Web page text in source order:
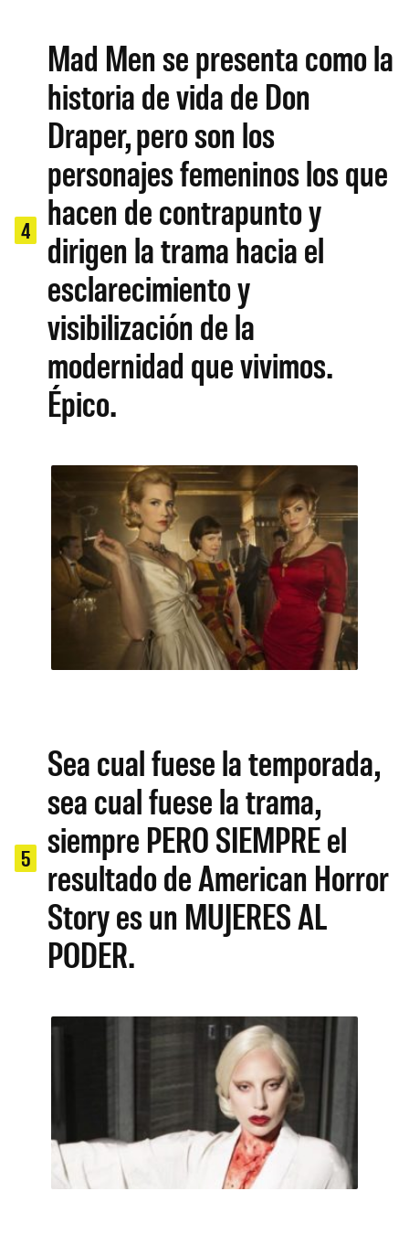
4
Mad Men se presenta como la
historia de vida de Don
Draper, pero son los
personajes femeninos los que
hacen de contrapunto y
dirigen la trama hacia el
esclarecimiento y
visibilización de la
modernidad que vivimos.
Épico.
5
Sea cual fuese la temporada,
sea cual fuese la trama,
siempre PERO SIEMPRE el
resultado de American Horror
Story es un MUJERES AL
PODER.